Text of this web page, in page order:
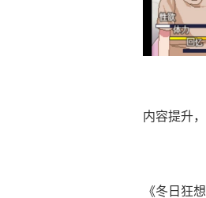
内容提升
《冬日狂